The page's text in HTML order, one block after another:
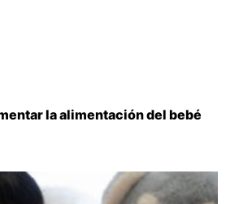
la alimentación del bebé